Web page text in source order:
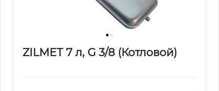
ZILMET 7 л, G 3/8 (Котловой)